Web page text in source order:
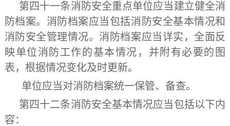
第四十一条消防安全重点单位应当建立健全消
防档案。消防档案应当包括消防安全基本情况和
消防安全管理情况。消防档案应当详实，全面反
映单位消防工作的基本情况，并附有必要的图
表，根据情况变化及时更新。
单位应当对消防档案统一保管、备查。
第四十二条消防安全基本情况应当包括以下内
容：